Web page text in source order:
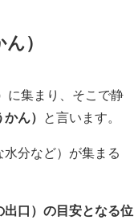
）
に集まり、そこで静
ん） と言います。
分など）が集まる
出口）の目安となる位